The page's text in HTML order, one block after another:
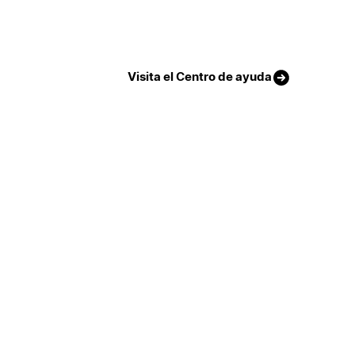
Visita el Centro de ayuda